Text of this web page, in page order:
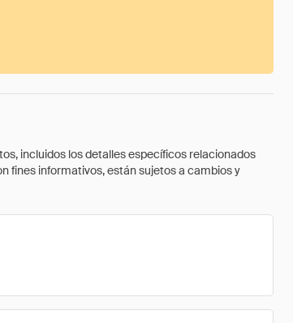
incluidos los detalles específicos relacionados
fines informativos, están sujetos a cambios y